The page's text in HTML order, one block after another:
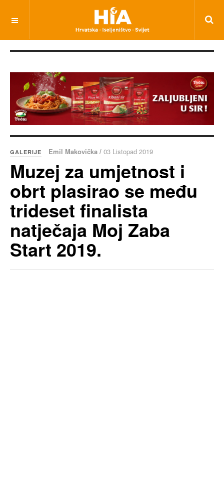
GALERIJE Emil Makovička / 03 Listopad 2019
Muzej za umjetnost i
obrt plasirao se među
trideset finalista
natječaja Moj Zaba
Start 2019.